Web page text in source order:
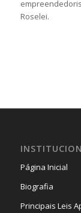
Roselei.
Página Inicial
Biografia
Principais Leis